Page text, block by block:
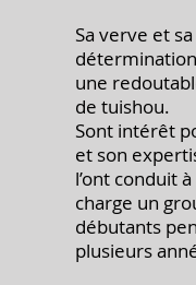
Sa verve et sa
une
de tuishou.
Sont intérêt
et son
l’ont conduit
charge un
débutants
plusieurs